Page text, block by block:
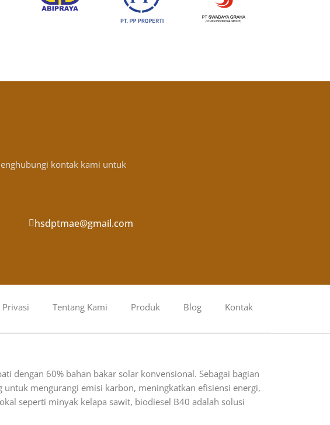
kontak kami untuk
hsdptmae@gmail.com
Tentang Kami Produk Blog Kontak
dengan 60% bahan bakar solar konvensional. Sebagai bagian
mengurangi emisi karbon, meningkatkan efisiensi energi,
seperti minyak kelapa sawit, biodiesel B40 adalah solusi